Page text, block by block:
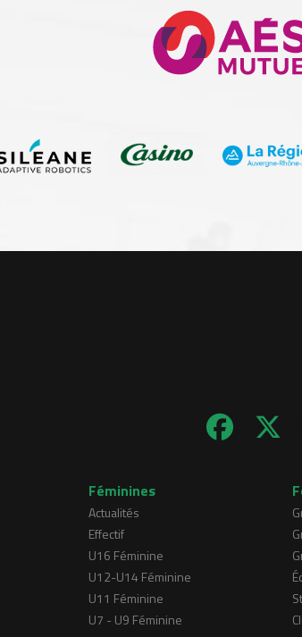
Féminines
Actualités
Effectif
U16 Féminine
U12-U14 Féminine
U11 Féminine
U7 - U9 Féminine